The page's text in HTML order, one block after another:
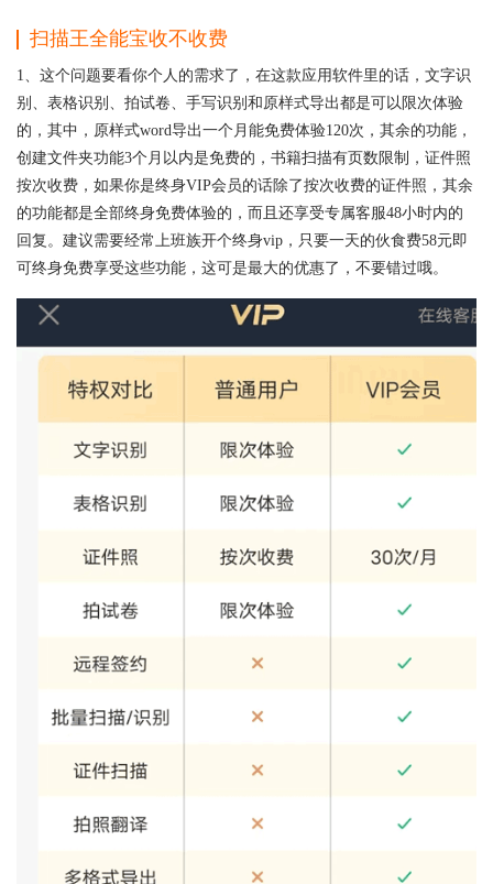
扫描王全能宝收不收费
1、这个问题要看你个人的需求了，在这款应用软件里的话，文字识
别、表格识别、拍试卷、手写识别和原样式导出都是可以限次体验
的，其中，原样式word导出一个月能免费体验120次，其余的功能，
创建文件夹功能3个月以内是免费的，书籍扫描有页数限制，证件照
按次收费，如果你是终身VIP会员的话除了按次收费的证件照，其余
的功能都是全部终身免费体验的，而且还享受专属客服48小时内的
回复。建议需要经常上班族开个终身vip，只要一天的伙食费58元即
可终身免费享受这些功能，这可是最大的优惠了，不要错过哦。